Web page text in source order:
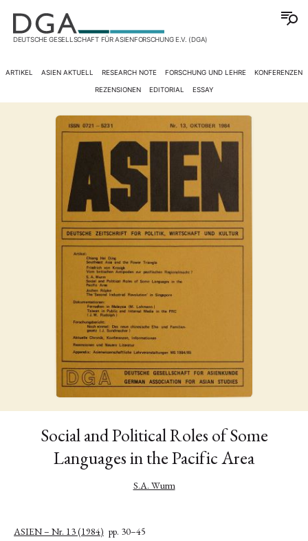
DEUTSCHE GESELLSCHAFT FÜR ASIENFORSCHUNG E.V. (DGA)
ARTIKEL ASIEN AKTUELL RESEARCH NOTE FORSCHUNG UND LEHRE KONFERENZEN
REZENSIONEN EDITORIAL ESSAY
Social and Political Roles of Some
Languages in the Pacific Area
S.A. Wurm
ASIEN – Nr. 13 (1984) pp. 30–45